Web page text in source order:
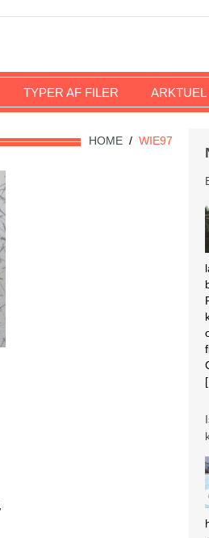
TYPER AF FILER ARKTUEL
HOME / WIE97